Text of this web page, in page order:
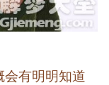
会有明明知道